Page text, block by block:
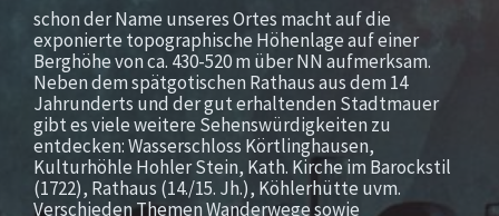
schon der Name unseres Ortes macht auf die
exponierte topographische Höhenlage auf einer
Berghöhe von ca. 430-520 m über NN aufmerksam.
Neben dem spätgotischen Rathaus aus dem 14
Jahrunderts und der gut erhaltenden Stadtmauer
gibt es viele weitere Sehenswürdigkeiten zu
entdecken: Wasserschloss Körtlinghausen,
Kulturhöhle Hohler Stein, Kath. Kirche im Barockstil
(1722), Rathaus (14./15. Jh.), Köhlerhütte uvm.
Verschieden Themen Wanderwege sowie